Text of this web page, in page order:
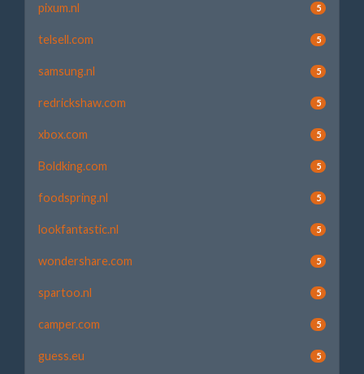
pixum.nl 5
telsell.com 5
samsung.nl 5
redrickshaw.com 5
xbox.com 5
Boldking.com 5
foodspring.nl 5
lookfantastic.nl 5
wondershare.com 5
spartoo.nl 5
camper.com 5
guess.eu 5